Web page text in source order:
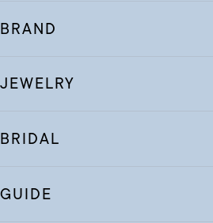
BRAND
JEWELRY
BRIDAL
GUIDE